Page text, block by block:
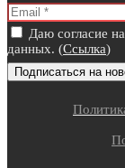
Даю согласие
данных. (Ссылка)